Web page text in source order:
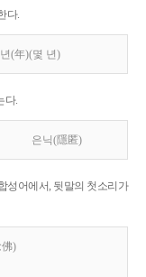
다.
년(年)(몇 년)
다.
은닉(隱匿)
성어에서, 뒷말의 첫소리가
佛)